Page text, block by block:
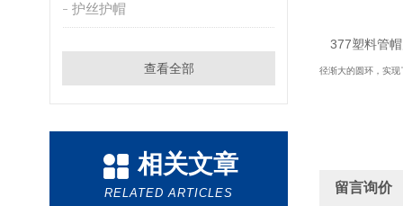
护丝护帽
查看全部
相关文章
RELATED ARTICLES
377塑料管帽
径渐大的圆环，实
留言询价